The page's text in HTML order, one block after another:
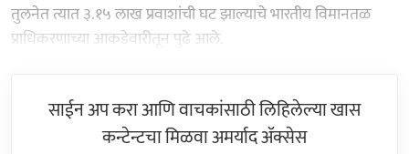
तुलनेत त्यात ३.१५ लाख प्रवाशांची घट झाल्याचे भारतीय विमानतळ
प्राधिकरणाच्या आकडेवारीतून पुढे आले.
साईन अप करा आणि वाचकांसाठी लिहिलेल्या खास
कन्टेन्टचा मिळवा अमर्याद ॲक्सेस